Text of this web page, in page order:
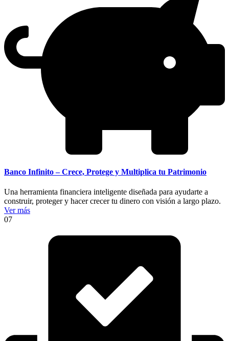
Banco Infinito – Crece, Protege y Multiplica tu Patrimonio
Una herramienta financiera inteligente diseñada para ayudarte a
construir, proteger y hacer crecer tu dinero con visión a largo plazo.
Ver más
07